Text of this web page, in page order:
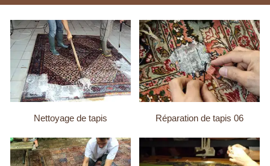
Nettoyage de tapis Réparation de tapis 06